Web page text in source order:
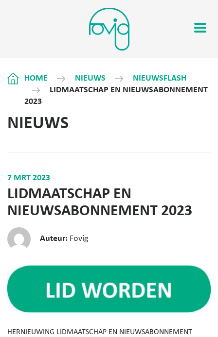
HOME NIEUWS
NIEUWSFLASH
LIDMAATSCHAP EN NIEUWSABONNEMENT
2023
NIEUWS
7 MRT 2023
LIDMAATSCHAP EN
NIEUWSABONNEMENT 2023
Auteur: Fovig
HERNIEUWING LIDMAATSCHAP EN NIEUWSABONNEMENT